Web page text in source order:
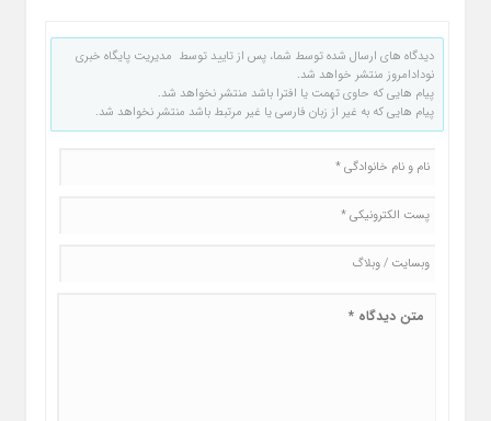
دیدگاه های ارسال شده توسط شما، پس از تایید توسط مدیریت پایگاه خبری
نودادامروز منتشر خواهد شد.
پیام هایی که حاوی تهمت یا افترا باشد منتشر نخواهد شد.
پیام هایی که به غیر از زبان فارسی یا غیر مرتبط باشد منتشر نخواهد شد.